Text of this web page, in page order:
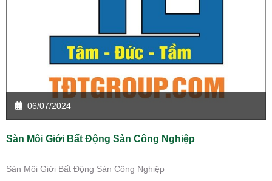
06/07/2024
Sàn Môi Giới Bất Động Sản Công Nghiệp
Sàn Môi Giới Bất Động Sản Công Nghiệp